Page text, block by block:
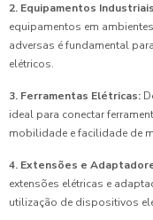
2. Equipamentos
equipamentos em
adversas é fundamental
elétricos.
3. Ferramentas Elétricas:
ideal para conectar
mobilidade e facilidade de
4. Extensões e
extensões elétricas e
utilização de dispositivos